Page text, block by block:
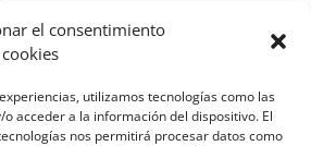
el consentimiento
utilizamos tecnologías como las
acceder a la información del dispositivo. El
nos permitirá procesar datos como
boxeo de verdad, este
se estudia.